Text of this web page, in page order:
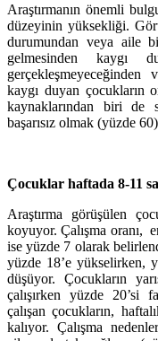
Araştırmanın önemli
düzeyinin yüksekliği.
durumundan veya aile
gelmesinden kaygı
kaygı duyan çocukların
kaynaklarından biri de
başarısız olmak (yüzde
Çocuklar haftada 8-11
Araştırma görüşülen
koyuyor. Çalışma oranı,
ise yüzde 7 olarak
yüzde 18’e yükselirken,
düşüyor. Çocukların
çalışırken yüzde 20’si
çalışan çocukların,
kalıyor. Çalışma